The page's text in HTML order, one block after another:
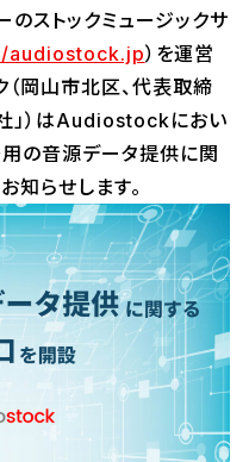
ストックミュージックサ
audiostock.jp）を運営
（岡山市北区、代表取締
」）はAudiostockにおい
の音源データ提供に関
知らせします。